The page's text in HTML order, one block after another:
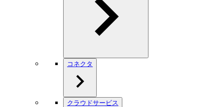
コネクタ
クラウドサービス